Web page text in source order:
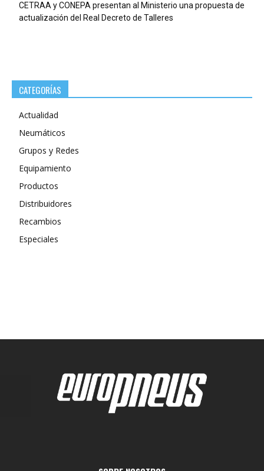
CETRAA y CONEPA presentan al Ministerio una propuesta de
actualización del Real Decreto de Talleres
CATEGORÍAS
Actualidad
Neumáticos
Grupos y Redes
Equipamiento
Productos
Distribuidores
Recambios
Especiales